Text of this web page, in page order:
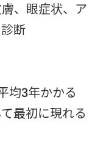
、眼症状、ア
断
均3年かかる
最初に現れる